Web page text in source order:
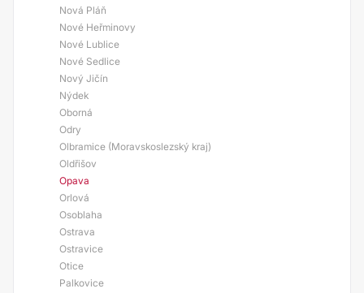
Nová Pláň
Nové Heřminovy
Nové Lublice
Nové Sedlice
Nový Jičín
Nýdek
Oborná
Odry
Olbramice (Moravskoslezský kraj)
Oldřišov
Opava
Orlová
Osoblaha
Ostrava
Ostravice
Otice
Palkovice